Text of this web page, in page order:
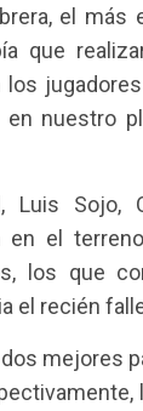
el más
que
nuestro
Luis Sojo,
en el
los que
el recién
mejores